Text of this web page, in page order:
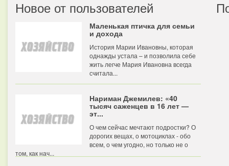
Новое от пользователей
Маленькая птичка для семьи
и дохода
История Марии Ивановны, которая
однажды устала – и позволила себе
жить легче Мария Ивановна всегда
считала...
Нариман Джемилев: «40
тысяч саженцев в 16 лет —
эт...
О чем сейчас мечтают подростки? О
дорогих вещах, о мотоциклах - обо
всем, о чем угодно, но только не о
том, как нач...